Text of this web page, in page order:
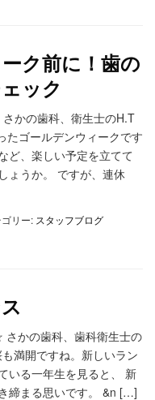
ク前に！歯の
ック
かの歯科、衛生士のH.T
ゴールデンウィークです
ど、楽しい予定を立てて
ょうか。 ですが、連休
リー: スタッフブログ
かの歯科、歯科衛生士の
満開ですね。新しいラン
いる一年生を見ると、 新
締まる思いです。 &n […]